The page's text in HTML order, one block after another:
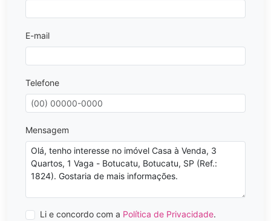
E-mail
Telefone
Mensagem
Li e concordo com a Política de Privacidade.